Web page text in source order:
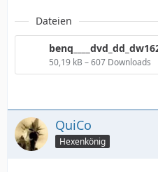
Dateien
50,19 kB – 607 Downloads
QuiCo
Hexenkönig